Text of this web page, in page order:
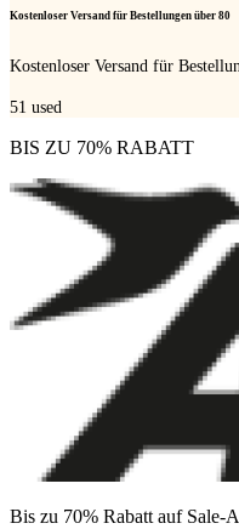
Kostenloser Versand für Bestellungen über 80
Kostenloser Versand für
51 used
BIS ZU 70% RABATT
Bis zu 70% Rabatt auf Sale-